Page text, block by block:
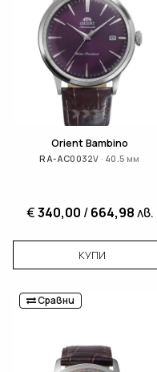
Orient Bambino
RA-AC0032V · 40.5 мм
€340,00 /664,98лв.
КУПИ
Сравни